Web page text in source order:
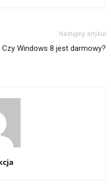
Następny artykuł
Czy Windows 8 jest darmowy?